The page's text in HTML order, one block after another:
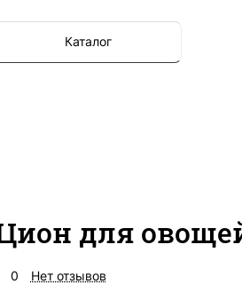
Каталог
для
0 Нет отзывов